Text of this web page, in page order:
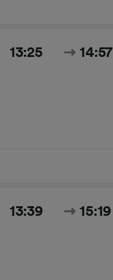
13:25 14:57
13:39 15:19